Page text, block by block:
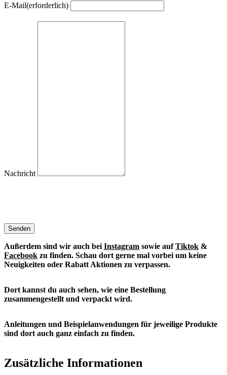
E-Mail(erforderlich)
Nachricht
Senden
Außerdem sind wir auch bei Instagram sowie aufTiktok &
Facebook zu finden. Schau dort gerne mal vorbei um keine
Neuigkeiten oder Rabatt Aktionen zu verpassen.
Dort kannst du auch sehen, wie eine Bestellung
zusammengestellt und verpackt wird.
Anleitungen und Beispielanwendungen für jeweilige Produkte
sind dort auch ganz einfach zu finden.
Zusätzliche Informationen